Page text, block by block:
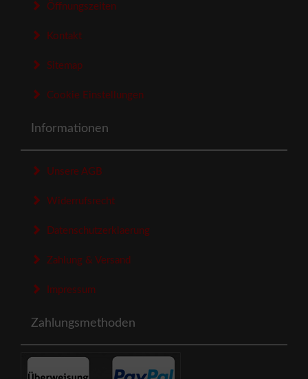
Öffnungszeiten
Kontakt
Sitemap
Cookie Einstellungen
Informationen
Unsere AGB
Widerrufsrecht
Datenschutzerklaerung
Zahlung & Versand
Impressum
Zahlungsmethoden